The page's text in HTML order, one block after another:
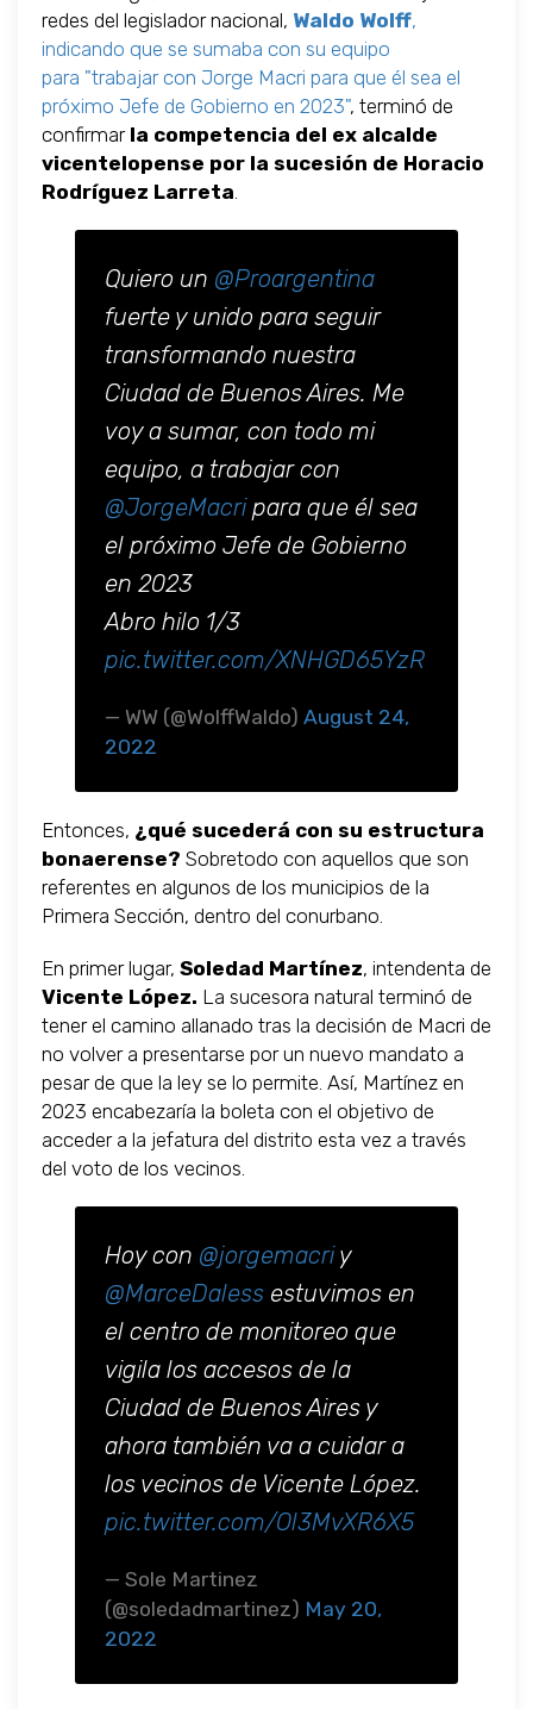
redes del legislador nacional, Waldo Wolff,
indicando que se sumaba con su equipo
para "trabajar con Jorge Macri para que él sea el
próximo Jefe de Gobierno en 2023", terminó de
confirmar la competencia del ex alcalde
vicentelopense por la sucesión de Horacio
Rodríguez Larreta.
Quiero un @Proargentina
fuerte y unido para seguir
transformando nuestra
Ciudad de Buenos Aires. Me
voy a sumar, con todo mi
equipo, a trabajar con
@JorgeMacripara que él sea
el próximo Jefe de Gobierno
en 2023
Abro hilo 1/3
pic.twitter.com/XNHGD65YzR
— WW (@WolffWaldo)August 24,
2022
Entonces, ¿qué sucederá con su estructura
bonaerense? Sobretodo con aquellos que son
referentes en algunos de los municipios de la
Primera Sección, dentro del conurbano.
En primer lugar, Soledad Martínez, intendenta de
Vicente López. La sucesora natural terminó de
tener el camino allanado tras la decisión de Macri de
no volver a presentarse por un nuevo mandato a
pesar de que la ley se lo permite. Así, Martínez en
2023 encabezaría la boleta con el objetivo de
acceder a la jefatura del distrito esta vez a través
del voto de los vecinos.
Hoy con @jorgemacriy
@MarceDaless estuvimos en
el centro de monitoreo que
vigila los accesos de la
Ciudad de Buenos Aires y
ahora también va a cuidar a
los vecinos de Vicente López.
pic.twitter.com/Ol3MvXR6X5
— Sole Martinez
(@soledadmartinez) May 20,
2022